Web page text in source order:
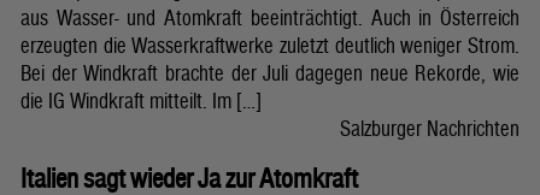
aus Wasser- und Atomkraft beeinträchtigt. Auch in Österreich
erzeugten die Wasserkraftwerke zuletzt deutlich weniger Strom.
Bei der Windkraft brachte der Juli dagegen neue Rekorde, wie
die IG Windkraft mitteilt. Im […]
Salzburger Nachrichten
Italien sagt wieder Ja zur Atomkraft